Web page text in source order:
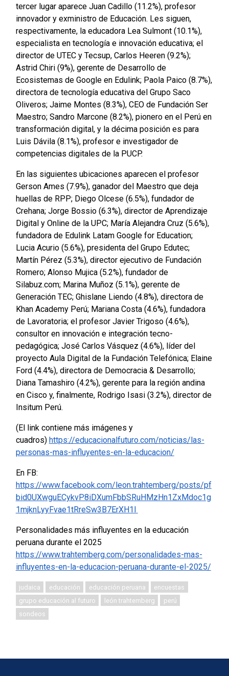
tercer lugar aparece Juan Cadillo (11.2%), profesor
innovador y exministro de Educación. Les siguen,
respectivamente, la educadora Lea Sulmont (10.1%),
especialista en tecnología e innovación educativa; el
director de UTEC y Tecsup, Carlos Heeren (9.2%);
Astrid Chiri (9%), gerente de Desarrollo de
Ecosistemas de Google en Edulink; Paola Paico (8.7%),
directora de tecnología educativa del Grupo Saco
Oliveros; Jaime Montes (8.3%), CEO de Fundación Ser
Maestro; Sandro Marcone (8.2%), pionero en el Perú en
transformación digital, y la décima posición es para
Luis Dávila (8.1%), profesor e investigador de
competencias digitales de la PUCP.
En las siguientes ubicaciones aparecen el profesor
Gerson Ames (7.9%), ganador del Maestro que deja
huellas de RPP; Diego Olcese (6.5%), fundador de
Crehana; Jorge Bossio (6.3%), director de Aprendizaje
Digital y Online de la UPC; María Alejandra Cruz (5.6%),
fundadora de Edulink Latam Google for Education;
Lucia Acurio (5.6%), presidenta del Grupo Edutec;
Martín Pérez (5.3%), director ejecutivo de Fundación
Romero; Alonso Mujica (5.2%), fundador de
Silabuz.com; Marina Muñoz (5.1%), gerente de
Generación TEC; Ghislane Liendo (4.8%), directora de
Khan Academy Perú; Mariana Costa (4.6%), fundadora
de Lavoratoria; el profesor Javier Trigoso (4.6%),
consultor en innovación e integración tecno-
pedagógica; José Carlos Vásquez (4.6%), líder del
proyecto Aula Digital de la Fundación Telefónica; Elaine
Ford (4.4%), directora de Democracia & Desarrollo;
Diana Tamashiro (4.2%), gerente para la región andina
en Cisco y, finalmente, Rodrigo Isasi (3.2%), director de
Insitum Perú.
(El link contiene más imágenes y
cuadros) https://educacionalfuturo.com/noticias/las-
personas-mas-influyentes-en-la-educacion/
En FB:
https://www.facebook.com/leon.trahtemberg/posts/pf
bid0UXwguECykvP8iDXumFbbSRuHMzHn1ZxMdoc1g
1mjknLyyFvae1tRreSw3B7ErXH1l
Personalidades más influyentes en la educación
peruana durante el 2025
https://www.trahtemberg.com/personalidades-mas-
influyentes-en-la-educacion-peruana-durante-el-2025/
judaica educación educación peruana
encuestas
grupo educación al futuro
león trahtemberg
perú
sondeos